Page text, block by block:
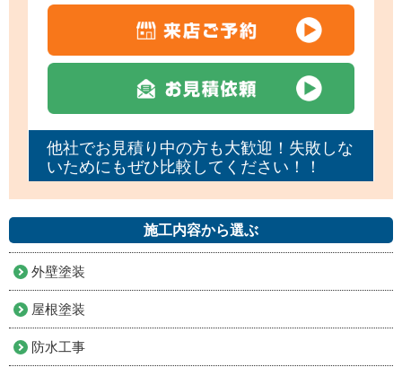
他社でお見積り中の方も大歓迎！失敗しな
いためにもぜひ比較してください！！
施工内容から選ぶ
外壁塗装
屋根塗装
防水工事